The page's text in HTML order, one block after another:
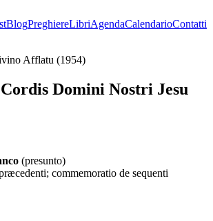
BlogPreghiereLibriAgendaCalendarioContatti
Afflatu (1954)
Domini Nostri Jesu
(presunto)
commemoratio de sequenti